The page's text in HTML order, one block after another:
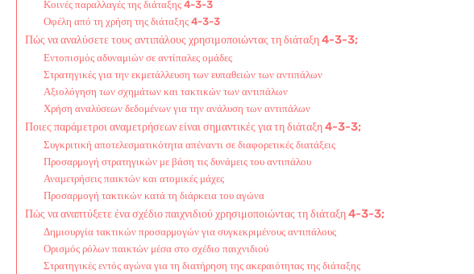
Κοινές παραλλαγές της διάταξης 4-3-3
Οφέλη από τη χρήση της διάταξης 4-3-3
Πώς να αναλύσετε τους αντιπάλους χρησιμοποιώντας τη διάταξη 4-3-3;
Εντοπισμός αδυναμιών σε αντίπαλες ομάδες
Στρατηγικές για την εκμετάλλευση των ευπαθειών των αντιπάλων
Αξιολόγηση των σχημάτων και τακτικών των αντιπάλων
Χρήση αναλύσεων δεδομένων για την ανάλυση των αντιπάλων
Ποιες παράμετροι αναμετρήσεων είναι σημαντικές για τη διάταξη 4-3-3;
Συγκριτική αποτελεσματικότητα απέναντι σε διαφορετικές διατάξεις
Προσαρμογή στρατηγικών με βάση τις δυνάμεις του αντιπάλου
Αναμετρήσεις παικτών και ατομικές μάχες
Προσαρμογή τακτικών κατά τη διάρκεια του αγώνα
Πώς να αναπτύξετε ένα σχέδιο παιχνιδιού χρησιμοποιώντας τη διάταξη 4-3-3;
Δημιουργία τακτικών προσαρμογών για συγκεκριμένους αντιπάλους
Ορισμός ρόλων παικτών μέσα στο σχέδιο παιχνιδιού
Στρατηγικές εντός αγώνα για τη διατήρηση της ακεραιότητας της διάταξης